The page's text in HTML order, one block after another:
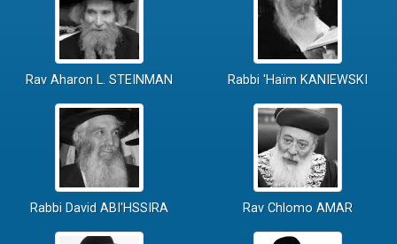
Rav Aharon L. STEINMAN Rabbi 'Haïm KANIEWSKI
Rabbi David ABI'HSSIRA Rav Chlomo AMAR